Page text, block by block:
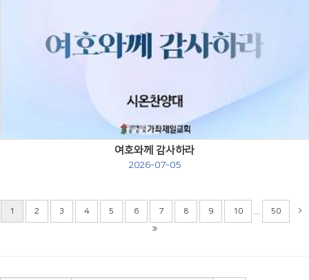
여호와께 감사하라
2026-07-05
1 2 3 4 5 6 7 8 9 10 50